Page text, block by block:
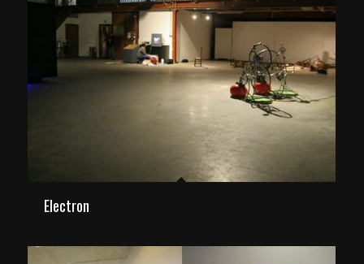
Electron